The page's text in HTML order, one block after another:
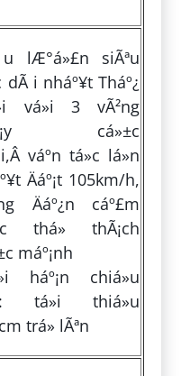
lÆ°á»£n siÃªu
dÃ i nháº¥t Tháº¿
vá»i 3 vÃ²ng
cá»±c
váº­n tá»c lá»n
Äáº¡t 105km/h,
Äáº¿n cáº£m
thá»­ thÃ¡ch
máº¡nh
háº¡n chiá»u
tá»i thiá»u
trá» lÃªn